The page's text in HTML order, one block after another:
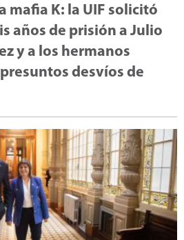
mafia K: la UIF solicitó
años de prisión a Julio
y a los hermanos
desvíos de